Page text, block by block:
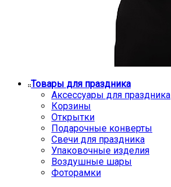
Товары для праздника
Аксессуары для праздника
Корзины
Открытки
Подарочные конверты
Свечи для праздника
Упаковочные изделия
Воздушные шары
Фоторамки